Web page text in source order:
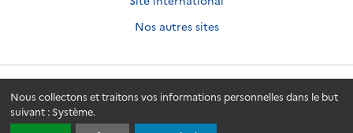
Nous collectons et traitons vos informations personnelles dans le but
suivant : Système.
Nos autres sites
Andra.fr © 2026 - Andra. Tous droits réservés.